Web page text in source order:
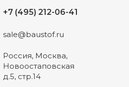
+7 (495) 212-06-41
sale@baustof.ru
Россия, Москва,
Новоостаповская
д.5, стр.14